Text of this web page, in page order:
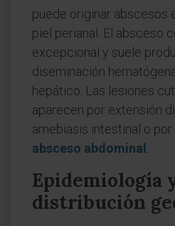
puede originar abscesos
piel perianal. El absceso
excepcional y suele
diseminación
hepático. Las lesiones
aparecen por extensión
amebiasis intestinal o
absceso abdominal
Epidemiología
distribución